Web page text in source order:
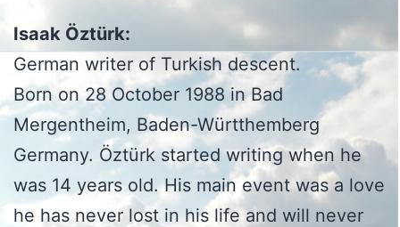
Isaak Öztürk:
German writer of Turkish descent.
Born on 28 October 1988 in Bad
Mergentheim, Baden-Württhemberg
Germany. Öztürk started writing when he
was 14 years old. His main event was a love
he has never lost in his life and will never